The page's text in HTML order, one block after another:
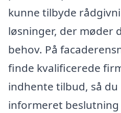
kunne tilbyde
løsninger, der møder
behov. På
finde kvalificerede
indhente tilbud, så
informeret beslutning